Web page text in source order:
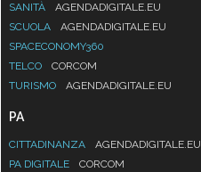
SANITÀ
AGENDADIGITALE.EU
SCUOLA
AGENDADIGITALE.EU
SPACECONOMY360
TELCO
CORCOM
TURISMO
AGENDADIGITALE.EU
PA
CITTADINANZA
AGENDADIGITALE.EU
PA DIGITALE
CORCOM